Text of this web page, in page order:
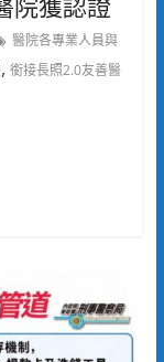
醫院各專業人員與
, 銜接長照2.0友善醫